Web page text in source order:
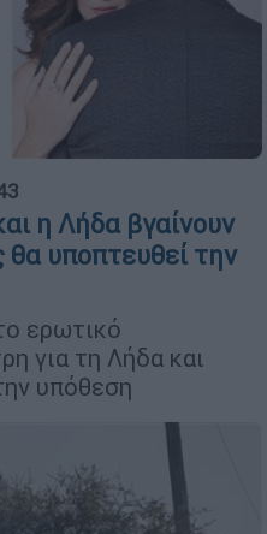
η Λήδα βγαίνουν
υποπτευθεί την
ερωτικό
για τη Λήδα και
υπόθεση